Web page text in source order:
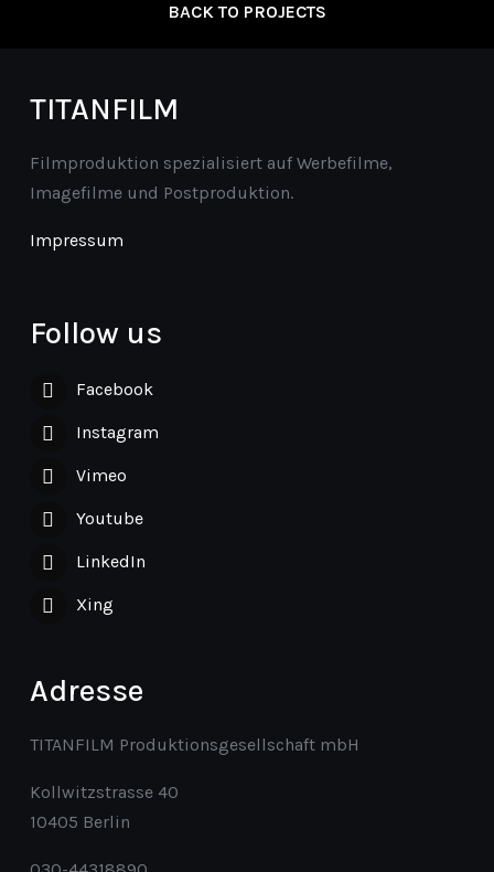
BACK TO PROJECTS
TITANFILM
Filmproduktion spezialisiert auf Werbefilme,
Imagefilme und Postproduktion.
Impressum
Follow us
Facebook
Instagram
Vimeo
Youtube
LinkedIn
Xing
Adresse
TITANFILM Produktionsgesellschaft mbH
Kollwitzstrasse 40
10405 Berlin